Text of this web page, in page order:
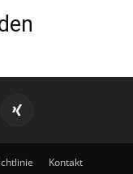
Kontakt